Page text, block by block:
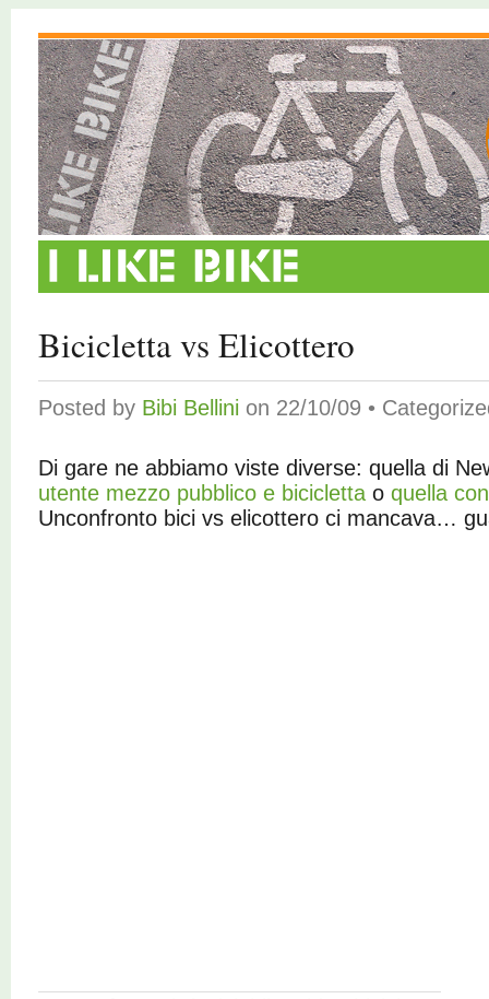
Bicicletta vs Elicottero
Posted by Bibi Bellini on 22/10/09 •
Di gare ne abbiamo viste diverse: quella di
utente mezzo pubblico e bicicletta o quella
Unconfronto bici vs elicottero ci mancava…